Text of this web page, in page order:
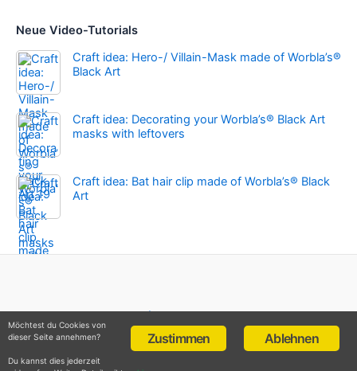
Neue Video-Tutorials
Craft idea: Hero-/ Villain-Mask made of Worbla’s®
Black Art
Craft idea: Decorating your Worbla’s® Black Art
masks with leftovers
Craft idea: Bat hair clip made of Worbla’s® Black
Art
Impressum
Datenschutz
Ablehnen
Zustimmen
Möchtest du Cookies von
dieser Seite annehmen?
Du kannst dies jederzeit